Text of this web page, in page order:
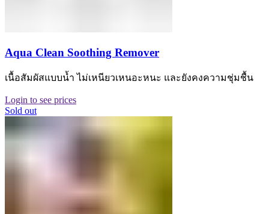
Aqua Clean Soothing Remover
เนื้อสัมผัสแบบน้ำ ไม่เหนียวเหนอะหนะ และยังคงความชุ่มชื้น
Login to see prices
Sold out